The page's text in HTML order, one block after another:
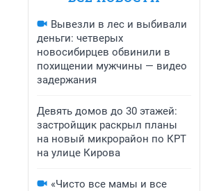
Вывезли в лес и выбивали
деньги: четверых
новосибирцев обвинили в
похищении мужчины — видео
задержания
Девять домов до 30 этажей:
застройщик раскрыл планы
на новый микрорайон по КРТ
на улице Кирова
«Чисто все мамы и все